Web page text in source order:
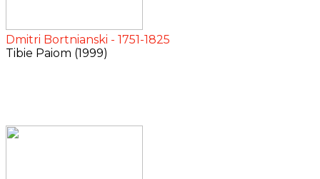
Dmitri Bortnianski - 1751-1825
Tibie Paiom (1999)